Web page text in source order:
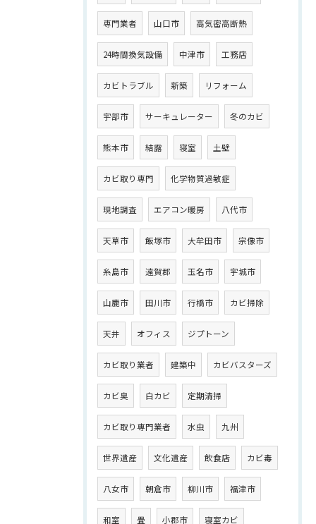
専門業者 山口市 高気密高断熱
24時間換気設備 中津市 工務店
カビトラブル 新築 リフォーム
宇部市 サーキュレーター 冬のカビ
熊本市 結露 寝室 土壁
カビ取り専門 化学物質過敏症
現地調査 エアコン暖房 八代市
天草市 飯塚市 大牟田市 宗像市
糸島市 遠賀郡 玉名市 宇城市
山鹿市 田川市 行橋市 カビ掃除
天井 オフィス ジプトーン
カビ取り業者 建築中 カビバスターズ
カビ臭 白カビ 定期清掃
カビ取り専門業者 水虫 九州
世界遺産 文化遺産 飲食店 カビ毒
八女市 朝倉市 柳川市 福津市
和室 畳 小郡市 寝室カビ